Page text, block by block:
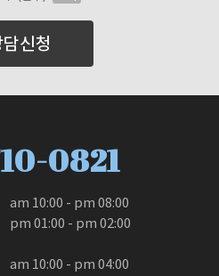
신청
0821
am 10:00 - pm 08:00
pm 01:00 - pm 02:00
am 10:00 - pm 04:00